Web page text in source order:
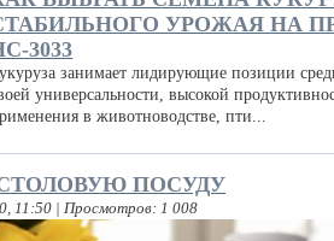
УРОЖАЯ НА
3033
занимает лидирующие позиции
универсальности, высокой
в животноводстве, пти...
ПОСУДУ
11:50 | Просмотров: 1 008